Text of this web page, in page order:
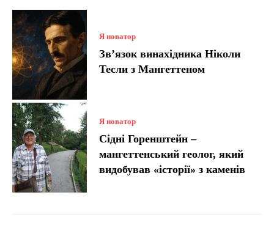
Я новатор
Зв’язок винахідника Ніколи
Тесли з Мангеттеном
Я новатор
Сідні Горенштейн –
мангеттенський геолог, який
видобував «історії» з каменів